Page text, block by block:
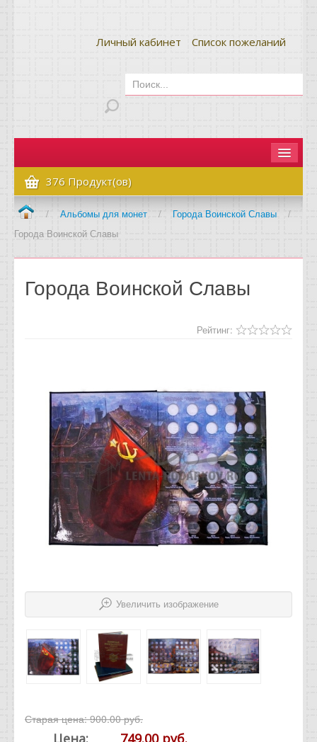
Личный кабинет Список пожеланий
Главная
Как сделать заказ
Оплата и доставка
Вопрос-ответ
376 Продукт(ов)
/ Альбомы для монет / Города Воинской Славы
/
Города Воинской Славы
Города Воинской Славы
Рейтинг:
Увеличить изображение
Старая цена:900.00 руб.
Цена: 749.00 руб.